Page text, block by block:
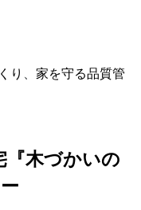
り
家を守る品質管
『木づかいの